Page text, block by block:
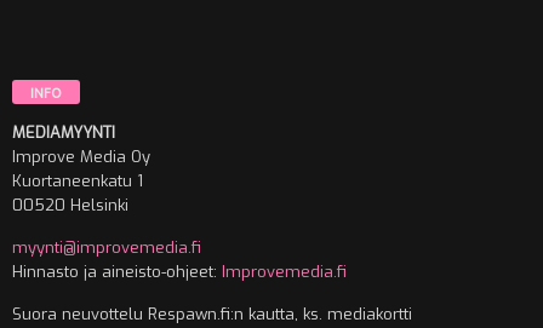
INFO
MEDIAMYYNTI
Improve Media Oy
Kuortaneenkatu 1
00520 Helsinki
myynti@improvemedia.fi
Hinnasto ja aineisto-ohjeet: Improvemedia.fi
Suora neuvottelu Respawn.fi:n kautta, ks. mediakortti